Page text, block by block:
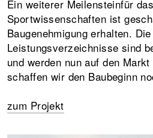
Ein weiterer Meilensteinfür
Sportwissenschaften ist
Baugenehmigung erhalten. Die
Leistungsverzeichnisse sind
und werden nun auf den
schaffen wir den Baubeginn
zum Projekt